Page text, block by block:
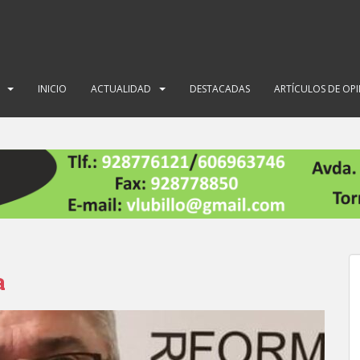
INICIO ACTUALIDAD DESTACADAS ARTÍCULOS DE